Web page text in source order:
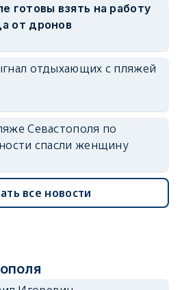
готовы взять на работу
от дронов
отдыхающих с пляжей
Севастополя по
спасли женщину
все новости